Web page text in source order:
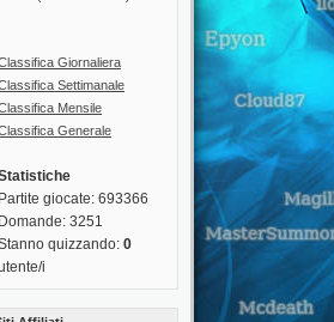
Giornaliera
Settimanale
Mensile
Generale
giocate: 693366
3251
quizzando: 0
i